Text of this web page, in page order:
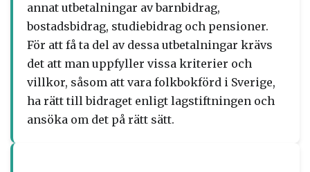
annat utbetalningar av barnbidrag,
bostadsbidrag, studiebidrag och pensioner.
För att få ta del av dessa utbetalningar krävs
det att man uppfyller vissa kriterier och
villkor, såsom att vara folkbokförd i Sverige,
ha rätt till bidraget enligt lagstiftningen och
ansöka om det på rätt sätt.